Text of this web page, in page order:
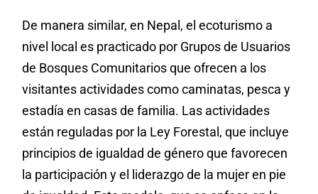
De manera similar, en Nepal, el ecoturismo a
nivel local es practicado por Grupos de Usuarios
de Bosques Comunitarios que ofrecen a los
visitantes actividades como caminatas, pesca y
estadía en casas de familia. Las actividades
están reguladas por la Ley Forestal, que incluye
principios de igualdad de género que favorecen
la participación y el liderazgo de la mujer en pie